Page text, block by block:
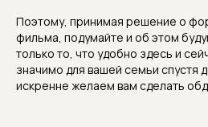
Поэтому, принимая решение о
фильма, подумайте и об этом
только то, что удобно здесь и
значимо для вашей семьи спустя
искренне желаем вам сделать